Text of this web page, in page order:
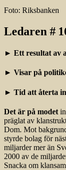
Foto: Riksbanken
Ledaren #
► Ett resultat av
► Visar på
► Tid att återta
Det är på modet
präglat av
Dom. Mot
styrde bolag för
miljarder mer än
2000 av de
Snacka om